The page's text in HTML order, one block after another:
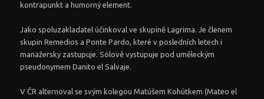
kontrapunkt a humorný element.
Jako spoluzakladatel účinkoval ve skupině Lagrima. Je členem
skupin Remedios a Ponte Pardo, které v posledních letech i
manažersky zastupuje. Sólově vystupuje pod uměleckým
pseudonymem Danito el Salvaje.
V ČR alternoval se svým kolegou Matúšem Kohútkem (Mateo el